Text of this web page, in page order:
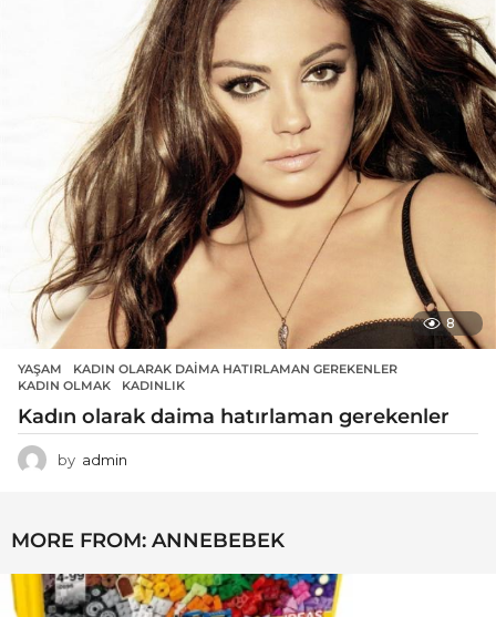
8
YAŞAM KADIN OLARAK DAIMA HATIRLAMAN GEREKENLER
KADIN OLMAK
,KADINLIK
Kadın olarak daima hatırlaman gerekenler
by admin
MORE FROM: ANNEBEBEK